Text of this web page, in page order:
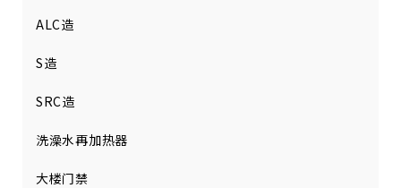
ALC造
S造
SRC造
洗澡水再加热器
大楼门禁